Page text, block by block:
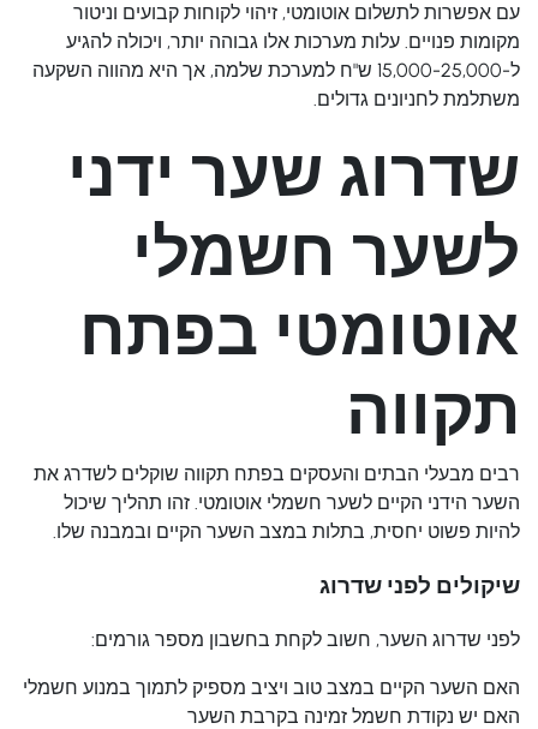
עם אפשרות לתשלום אוטומטי, זיהוי לקוחות קבועים וניטור
מקומות פנויים. עלות מערכות אלו גבוהה יותר, ויכולה להגיע
ל-15,000-25,000 ש"ח למערכת שלמה, אך היא מהווה השקעה
משתלמת לחניונים גדולים.
שדרוג שער ידני
לשער חשמלי
אוטומטי בפתח
תקווה
רבים מבעלי הבתים והעסקים בפתח תקווה שוקלים לשדרג את
השער הידני הקיים לשער חשמלי אוטומטי. זהו תהליך שיכול
להיות פשוט יחסית, בתלות במצב השער הקיים ובמבנה שלו.
שיקולים לפני שדרוג
לפני שדרוג השער, חשוב לקחת בחשבון מספר גורמים:
האם השער הקיים במצב טוב ויציב מספיק לתמוך במנוע חשמלי
האם יש נקודת חשמל זמינה בקרבת השער